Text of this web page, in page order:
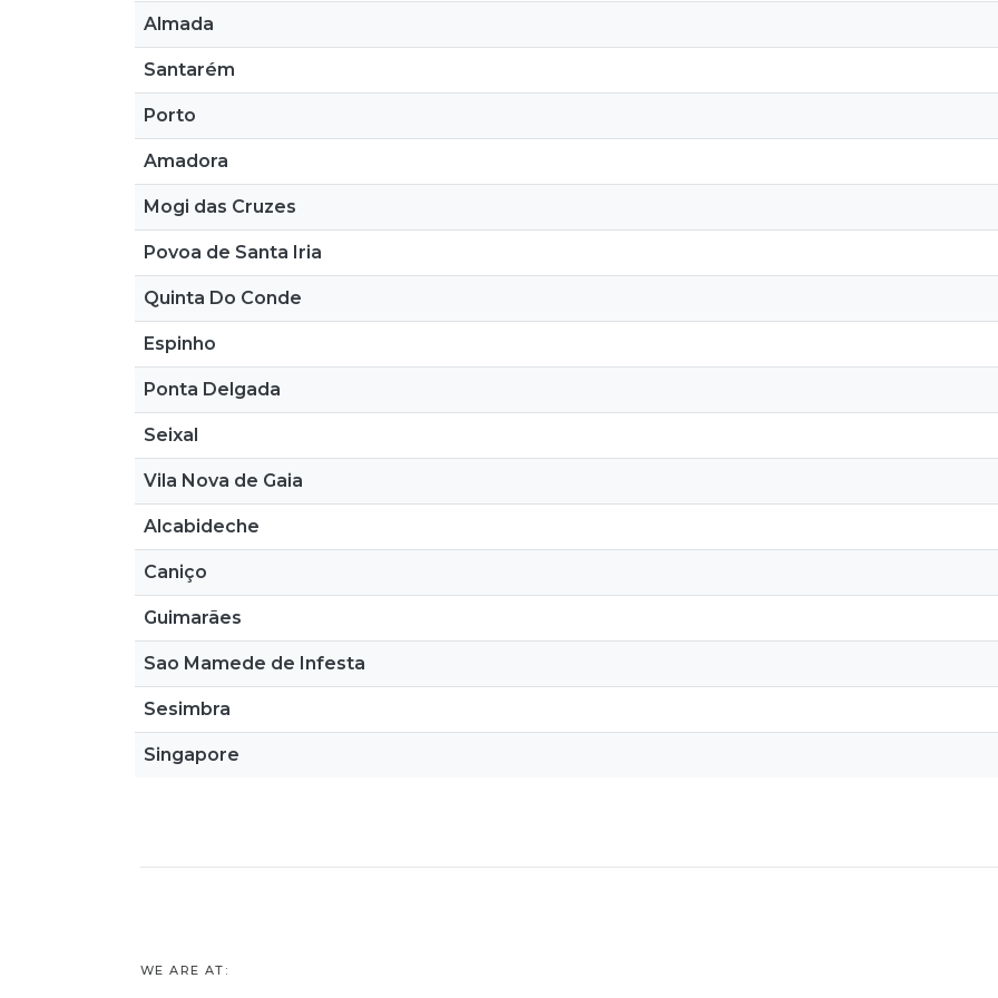
Almada
Santarém
Porto
Amadora
Mogi das Cruzes
Povoa de Santa Iria
Quinta Do Conde
Espinho
Ponta Delgada
Seixal
Vila Nova de Gaia
Alcabideche
Caniço
Guimarães
Sao Mamede de Infesta
Sesimbra
Singapore
WE ARE AT: